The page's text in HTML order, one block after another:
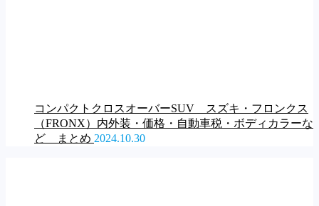
コンパクトクロスオーバーSUV スズキ・フロンクス
（FRONX）内外装・価格・自動車税・ボディカラーな
ど まとめ 2024.10.30